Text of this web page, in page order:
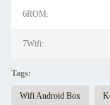
6ROM:
7Wifi:
Tags:
Wifi Android Box